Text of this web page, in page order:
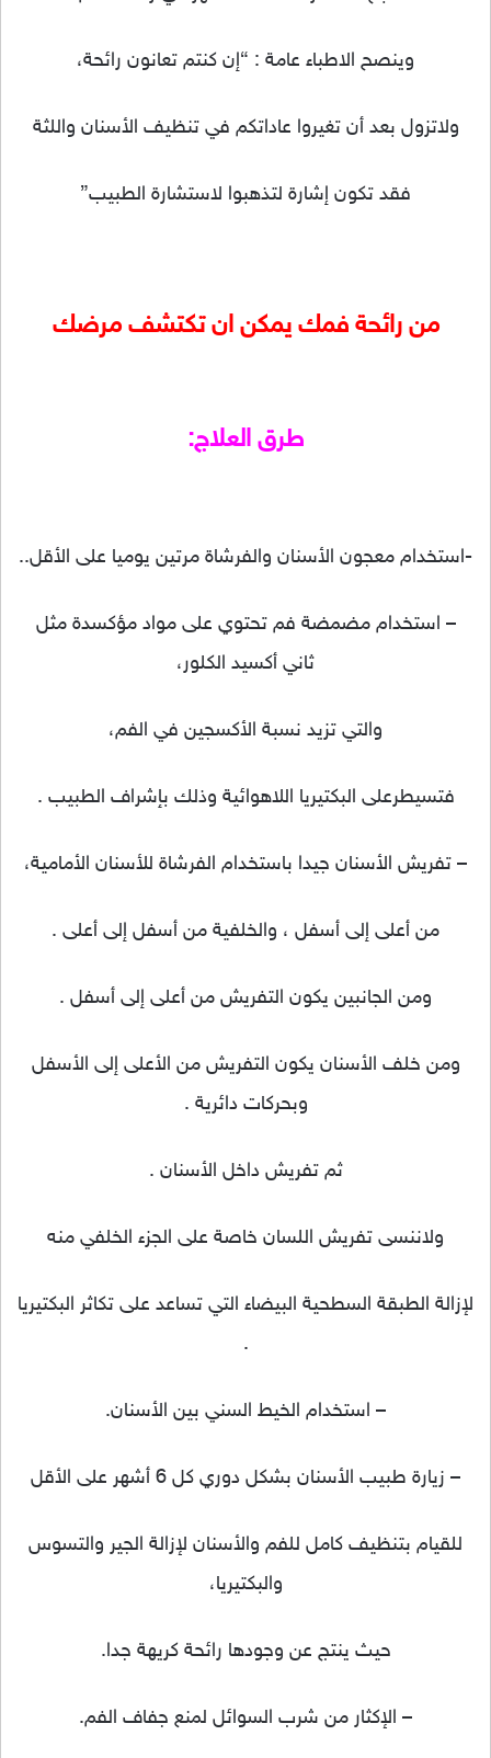
وينصح الاطباء عامة : “إن كنتم تعانون رائحة،
ولاتزول بعد أن تغيروا عاداتكم في تنظيف الأسنان واللثة
فقد تكون إشارة لتذهبوا لاستشارة الطبيب”
من رائحة فمك يمكن ان تكتشف مرضك
طرق العلاج:
-استخدام معجون الأسنان والفرشاة مرتين يوميا على الأقل..
– استخدام مضمضة فم تحتوي على مواد مؤكسدة مثل
ثاني أكسيد الكلور،
والتي تزيد نسبة الأكسجين في الفم،
فتسيطرعلى البكتيريا اللاهوائية وذلك بإشراف الطبيب .
– تفريش الأسنان جيدا باستخدام الفرشاة للأسنان الأمامية،
من أعلى إلى أسفل ، والخلفية من أسفل إلى أعلى .
ومن الجانبين يكون التفريش من أعلى إلى أسفل .
ومن خلف الأسنان يكون التفريش من الأعلى إلى الأسفل
وبحركات دائرية .
ثم تفريش داخل الأسنان .
ولاننسى تفريش اللسان خاصة على الجزء الخلفي منه
لإزالة الطبقة السطحية البيضاء التي تساعد على تكاثر البكتيريا
.
– استخدام الخيط السني بين الأسنان.
– زيارة طبيب الأسنان بشكل دوري كل 6 أشهر على الأقل
للقيام بتنظيف كامل للفم والأسنان لإزالة الجير والتسوس
والبكتيريا،
حيث ينتج عن وجودها رائحة كريهة جدا.
– الإكثار من شرب السوائل لمنع جفاف الفم.